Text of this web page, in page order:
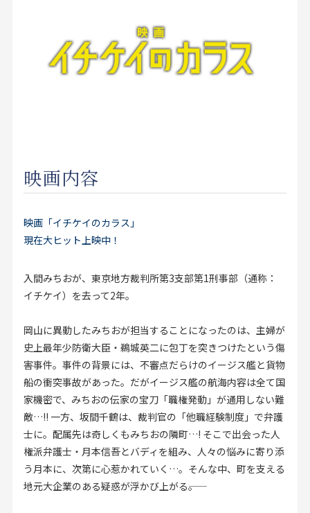
お役立ち情報
お見積り来店予約はこちら
映画内容
映画「イチケイのカラス」
現在大ヒット上映中！
入間みちおが、東京地方裁判所第3支部第1刑事部（通称：
イチケイ）を去って2年。
岡山に異動したみちおが担当することになったのは、主婦が
史上最年少防衛大臣・鵜城英二に包丁を突きつけたという傷
害事件。事件の背景には、不審点だらけのイージス艦と貨物
船の衝突事故があった。だがイージス艦の航海内容は全て国
家機密で、みちおの伝家の宝刀「職権発動」が通用しない難
敵…!! 一方、坂間千鶴は、裁判官の「他職経験制度」で弁護
士に。配属先は奇しくもみちおの隣町…! そこで出会った人
権派弁護士・月本信吾とバディを組み、人々の悩みに寄り添
う月本に、次第に心惹かれていく…。そんな中、町を支える
地元大企業のある疑惑が浮かび上がる――。